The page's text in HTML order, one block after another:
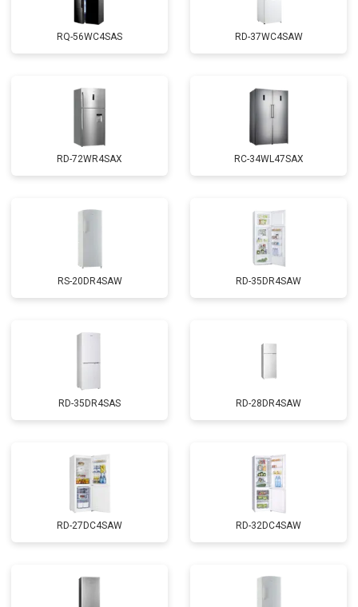
RQ-56WC4SAS RD-37WC4SAW
RD-72WR4SAX RС-34WL47SAX
RS-20DR4SAW RD-35DR4SAW
RD-35DR4SAS RD-28DR4SAW
RD-27DC4SAW RD-32DC4SAW